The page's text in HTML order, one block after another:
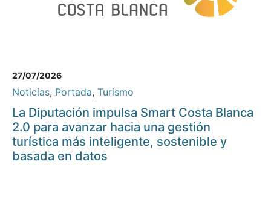
27/07/2026
Noticias, Portada, Turismo
La Diputación impulsa Smart Costa Blanca
2.0 para avanzar hacia una gestión
turística más inteligente, sostenible y
basada en datos